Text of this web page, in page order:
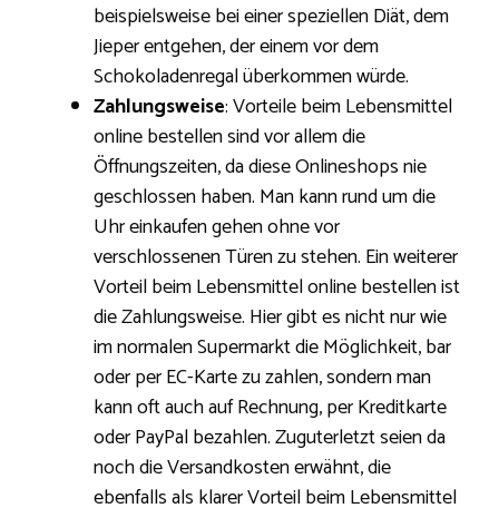
beispielsweise bei einer speziellen Diät, dem
Jieper entgehen, der einem vor dem
Schokoladenregal überkommen würde.
Zahlungsweise: Vorteile beim Lebensmittel
online bestellen sind vor allem die
Öffnungszeiten, da diese Onlineshops nie
geschlossen haben. Man kann rund um die
Uhr einkaufen gehen ohne vor
verschlossenen Türen zu stehen. Ein weiterer
Vorteil beim Lebensmittel online bestellen ist
die Zahlungsweise. Hier gibt es nicht nur wie
im normalen Supermarkt die Möglichkeit, bar
oder per EC-Karte zu zahlen, sondern man
kann oft auch auf Rechnung, per Kreditkarte
oder PayPal bezahlen. Zuguterletzt seien da
noch die Versandkosten erwähnt, die
ebenfalls als klarer Vorteil beim Lebensmittel